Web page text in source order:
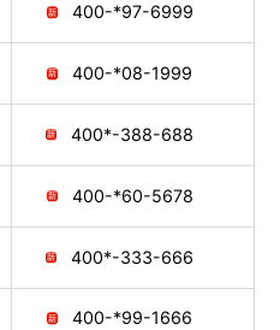
400-*97-6999
400-*08-1999
400*-388-688
400-*60-5678
400*-333-666
400-*99-1666